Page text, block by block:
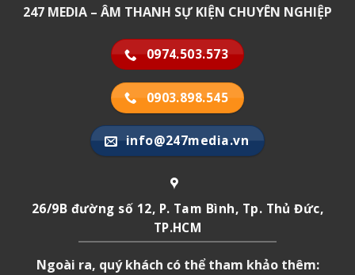
247 MEDIA – ÂM THANH SỰ KIỆN CHUYÊN NGHIỆP
0974.503.573
0903.898.545
info@247media.vn
26/9B đường số 12, P. Tam Bình, Tp. Thủ Đức,
TP.HCM
Ngoài ra, quý khách có thể tham khảo thêm: